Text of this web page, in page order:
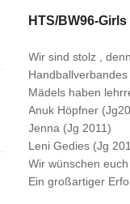
HTS/BW96-
Wir sind stolz ,
Mädels haben
Anuk Höpfner
Jenna (Jg 2011)
Leni Gedies (Jg
Wir wünschen
Ein großartiger